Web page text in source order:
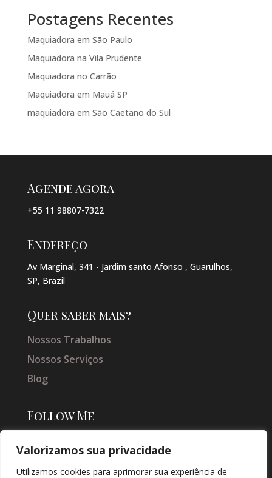
Valorizamos sua privacidade
Utilizamos cookies para aprimorar sua experiência de
Postagens Recentes
Maquiadora em São Paulo
Maquiadora na Vila Prudente
Maquiadora no Carrão
Maquiadora em Mauá SP
maquiadora em São Caetano do Sul
Agende agora
+55 11 98807-7322
Endereço
Av Marginal, 341 - Jardim santo Afonso , Guarulhos,
SP, Brazil
Quer saber mais?
Nossos Trabalhos
Nossos Serviços
Blog
Follow Me